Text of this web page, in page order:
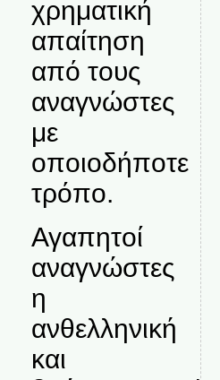
χρηματική
απαίτηση
από τους
αναγνώστες
με
οποιοδήποτε
τρόπο.
Αγαπητοί
αναγνώστες
η
ανθελληνική
και